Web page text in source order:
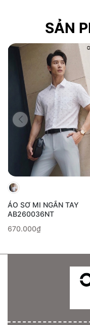
SẢN
ÁO SƠ MI NGẮN TAY
AB260036NT
670.000₫